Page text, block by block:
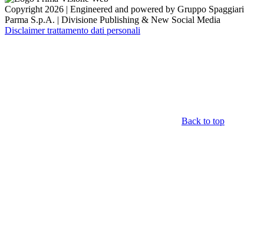
Copyright 2026 | Engineered and powered by Gruppo Spaggiari
Parma S.p.A. | Divisione Publishing & New Social Media
Disclaimer trattamento dati personali
Back to top